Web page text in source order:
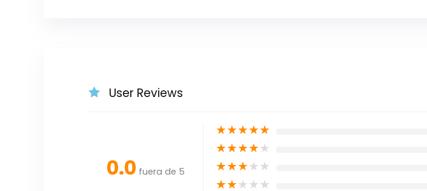
User Reviews
0.0 fuera de 5
★★★★★
★★★★★
★★★★★
★★★★★